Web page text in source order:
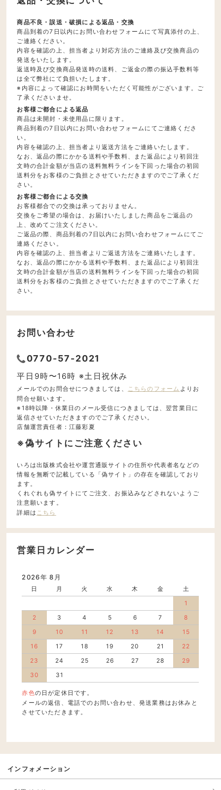
商品不良・誤送・破損による返品・交換
商品到着の7日以内にお問い合わせフォームにて写真添付の上、
ご連絡ください。
内容を確認の上、担当者より対応方法のご連絡及び交換商品の
発送をいたします。
返送時及び交換商品発送時の送料、ご返金の際の振込手数料等
は全て弊社にて負担いたします。
※内容によって確認にお時間をいただく可能性がございます。ご
了承くださいませ。
お客様ご都合による返品
商品は未開封・未使用品に限ります。
商品到着の7日以内にお問い合わせフォームにてご連絡くださ
い。
内容を確認の上、担当者より返送方法をご連絡いたします。
なお、返品の際にかかる送料や手数料、また返品により初回注
文時の合計金額が当店の送料無料ラインを下回った場合の初回
送料分をお客様のご負担とさせていただきますのでご了承くだ
さい。
お客様ご都合による交換
お客様都合での交換は承っておりません。
交換をご希望の場合は、お届けいたしました商品をご返品の
上、改めてご注文ください。
ご返品の際、商品到着の7日以内にお問い合わせフォームにてご
連絡ください。
内容を確認の上、担当者よりご返送方法をご連絡いたします。
なお、返品の際にかかる送料や手数料、また返品により初回注
文時の合計金額が当店の送料無料ラインを下回った場合の初回
送料分をお客様のご負担とさせていただきますのでご了承くだ
さい。
お問い合わせ
0770-57-2021
平日9時〜16時 ※土日祝休み
メールでのお問合せにつきましては、 こちらのフォーム よりお
問合せ願います。
※18時以降・休業日のメール受信につきましては、翌営業日に
返信させていただきますのでご了承ください。
店舗運営責任者：江藤彩夏
※偽サイトにご注意ください
いろは出版株式会社や運営通販サイトの住所や代表者名などの
情報を無断で記載している「偽サイト」の存在を確認しており
ます。
くれぐれも偽サイトにてご注文、お振込みなどされないようご
注意願います。
詳細は こちら
営業日カレンダー
2026年 8月
日 月 火 水 木 金
土
1
2
3 4 5 6 7
8
9
10 11 12 13 14
15
16
17 18 19 20 21
22
23
24 25 26 27 28
29
30
31
赤色の日が定休日です。
メールの返信、電話でのお問い合わせ、発送業務はお休みと
させていただきます。
インフォメーション